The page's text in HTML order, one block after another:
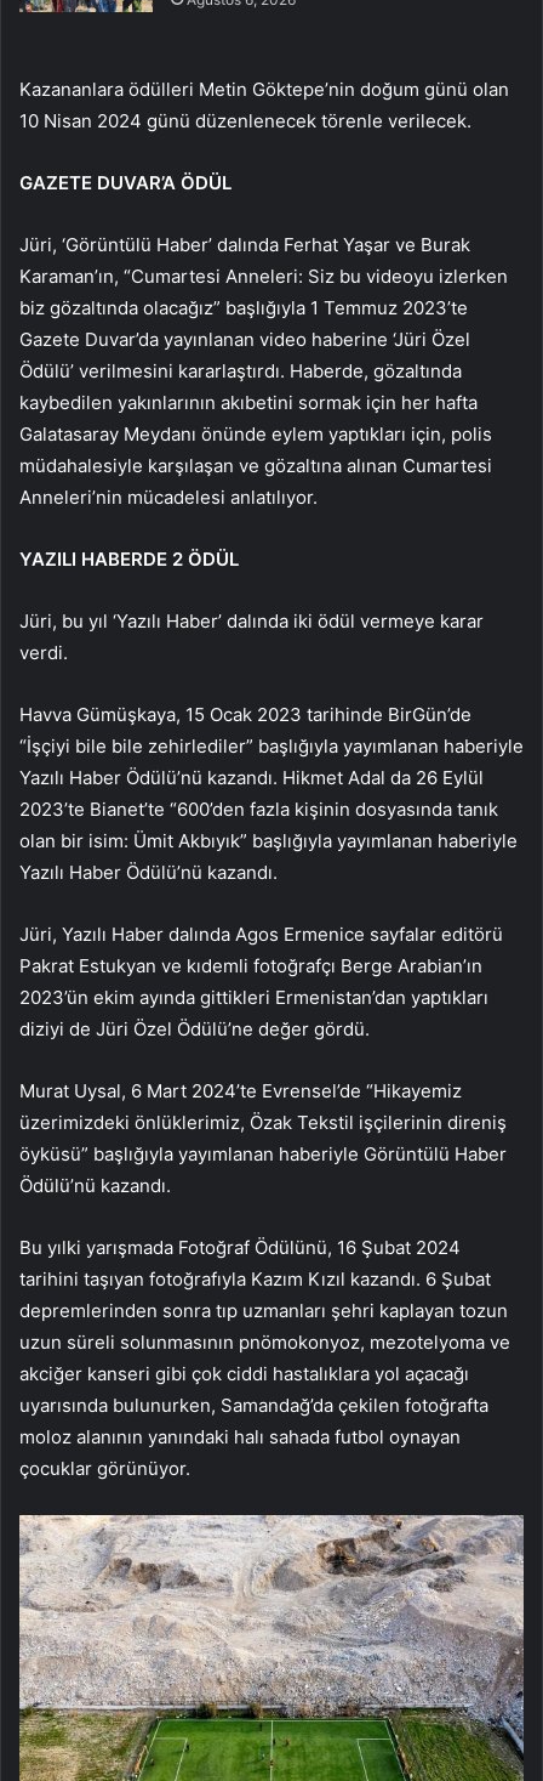
Kazananlara ödülleri Metin Göktepe’nin doğum günü olan
10 Nisan 2024 günü düzenlenecek törenle verilecek.
GAZETE DUVAR’A ÖDÜL
Jüri, ‘Görüntülü Haber’ dalında Ferhat Yaşar ve Burak
Karaman’ın, “Cumartesi Anneleri: Siz bu videoyu izlerken
biz gözaltında olacağız” başlığıyla 1 Temmuz 2023’te
Gazete Duvar’da yayınlanan video haberine ‘Jüri Özel
Ödülü’ verilmesini kararlaştırdı. Haberde, gözaltında
kaybedilen yakınlarının akıbetini sormak için her hafta
Galatasaray Meydanı önünde eylem yaptıkları için, polis
müdahalesiyle karşılaşan ve gözaltına alınan Cumartesi
Anneleri’nin mücadelesi anlatılıyor.
YAZILI HABERDE 2 ÖDÜL
Jüri, bu yıl ‘Yazılı Haber’ dalında iki ödül vermeye karar
verdi.
Havva Gümüşkaya, 15 Ocak 2023 tarihinde BirGün’de
“İşçiyi bile bile zehirlediler” başlığıyla yayımlanan haberiyle
Yazılı Haber Ödülü’nü kazandı. Hikmet Adal da 26 Eylül
2023’te Bianet’te “600’den fazla kişinin dosyasında tanık
olan bir isim: Ümit Akbıyık” başlığıyla yayımlanan haberiyle
Yazılı Haber Ödülü’nü kazandı.
Jüri, Yazılı Haber dalında Agos Ermenice sayfalar editörü
Pakrat Estukyan ve kıdemli fotoğrafçı Berge Arabian’ın
2023’ün ekim ayında gittikleri Ermenistan’dan yaptıkları
diziyi de Jüri Özel Ödülü’ne değer gördü.
Murat Uysal, 6 Mart 2024’te Evrensel’de “Hikayemiz
üzerimizdeki önlüklerimiz, Özak Tekstil işçilerinin direniş
öyküsü” başlığıyla yayımlanan haberiyle Görüntülü Haber
Ödülü’nü kazandı.
Bu yılki yarışmada Fotoğraf Ödülünü, 16 Şubat 2024
tarihini taşıyan fotoğrafıyla Kazım Kızıl kazandı. 6 Şubat
depremlerinden sonra tıp uzmanları şehri kaplayan tozun
uzun süreli solunmasının pnömokonyoz, mezotelyoma ve
akciğer kanseri gibi çok ciddi hastalıklara yol açacağı
uyarısında bulunurken, Samandağ’da çekilen fotoğrafta
moloz alanının yanındaki halı sahada futbol oynayan
çocuklar görünüyor.